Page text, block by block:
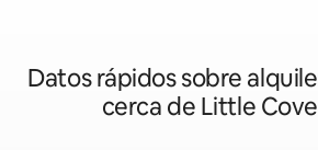
Datos rápidos sobre
cerca de Little